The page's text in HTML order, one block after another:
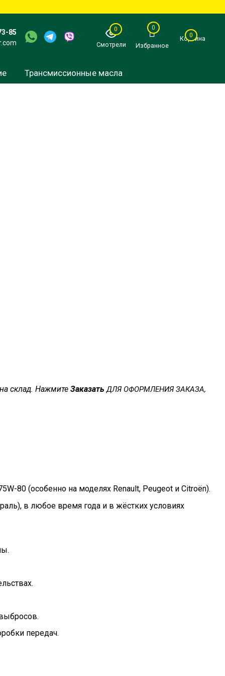
85
0
Смотрели
0
Избранное
0
Корзина
Трансмиссионные масла
склад. Нажмите Заказать ДЛЯ ОФОРМЛЕНИЯ ЗАКАЗА,
80 (особенно на моделях Renault, Peugeot и Citroën).
в любое время года и в жёстких условиях
передач.